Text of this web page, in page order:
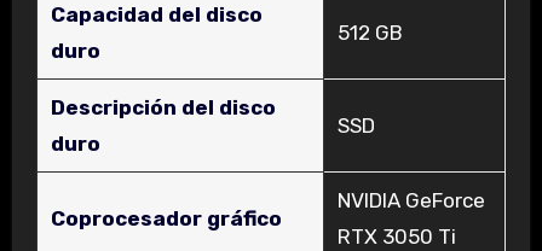
Capacidad del disco
duro
‎512 GB
Descripción del disco
duro
‎SSD
Coprocesador gráfico
‎NVIDIA GeForce
RTX 3050 Ti